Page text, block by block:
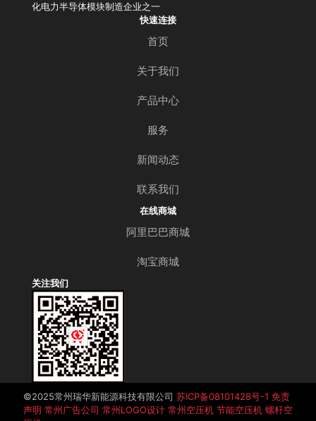
化电力半导体模块制造企业之一
快速连接
首页
关于我们
产品中心
服务
新闻动态
联系我们
在线商城
阿里巴巴商城
淘宝商城
关注我们
©️2025常州瑞华新能源科技有限公司 苏ICP备08101428号-1 免责
声明 常州广告公司 常州LOGO设计 常州空压机 节能空压机 螺杆空